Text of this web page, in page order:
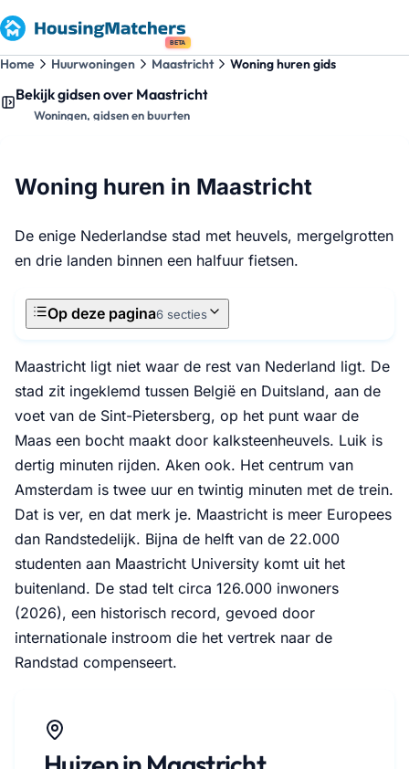
BETA
Home Huurwoningen Maastricht Woning huren gids
Bekijk gidsen over Maastricht
Woningen, gidsen en buurten
Woning huren in Maastricht
De enige Nederlandse stad met heuvels, mergelgrotten
en drie landen binnen een halfuur fietsen.
Op deze pagina6 secties
Maastricht ligt niet waar de rest van Nederland ligt. De
stad zit ingeklemd tussen België en Duitsland, aan de
voet van de Sint-Pietersberg, op het punt waar de
Maas een bocht maakt door kalksteenheuvels. Luik is
dertig minuten rijden. Aken ook. Het centrum van
Amsterdam is twee uur en twintig minuten met de trein.
Dat is ver, en dat merk je. Maastricht is meer Europees
dan Randstedelijk. Bijna de helft van de 22.000
studenten aan Maastricht University komt uit het
buitenland. De stad telt circa 126.000 inwoners
(2026), een historisch record, gevoed door
internationale instroom die het vertrek naar de
Randstad compenseert.